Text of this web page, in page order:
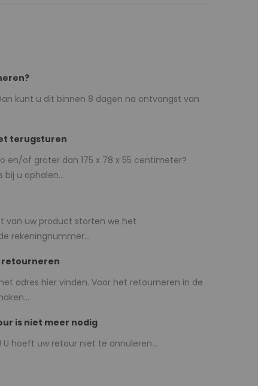
kunt u dit binnen 8 dagen na ontvangst van
terugsturen
en/of groter dan 175 x 78 x 55 centimeter?
u ophalen...
van uw product storten we het
rekeningnummer...
retourneren
adres hier vinden. Voor het retourneren in de
is niet meer nodig
hoeft uw retour niet te annuleren...